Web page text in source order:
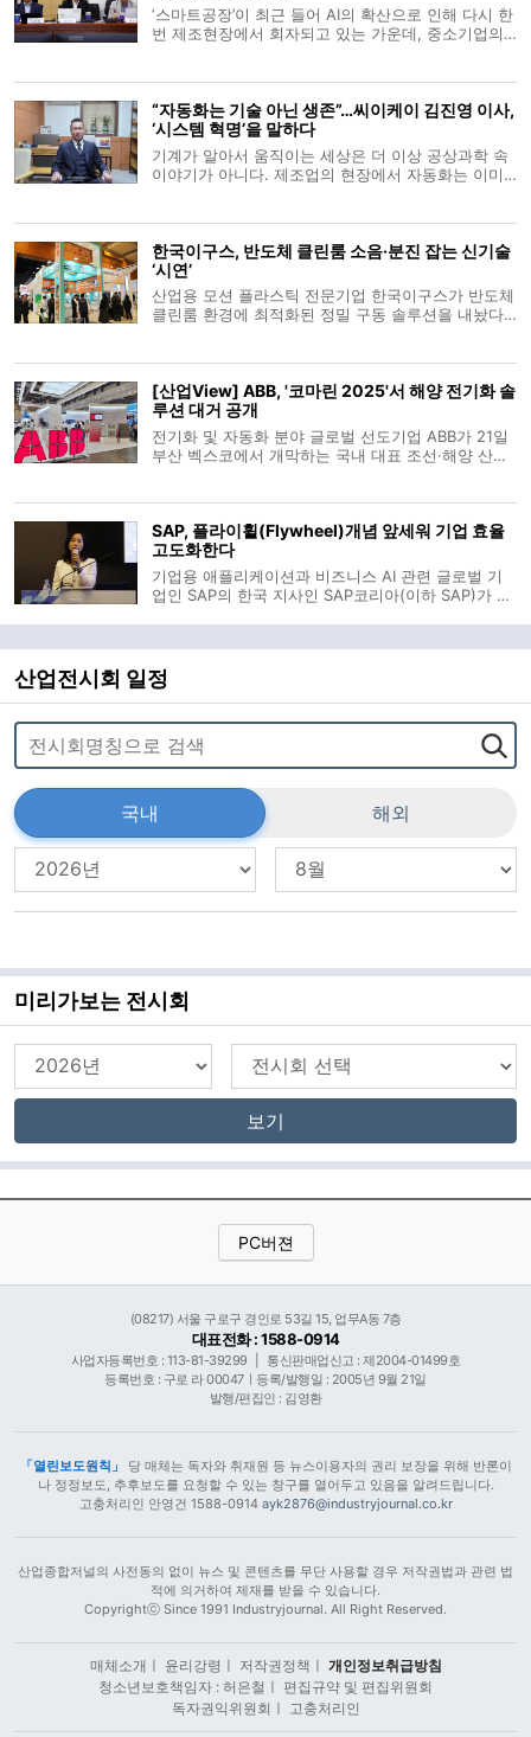
‘스마트공장’이 최근 들어 AI의 확산으로 인해 다시 한
번 제조현장에서 회자되고 있는 가운데, 중소기업의
생경제와 혁신성장포럼 :
“자동화는 기술 아닌 생존”…씨이케이 김진영 이사,
‘시스템 혁명’을 말하다
기계가 알아서 움직이는 세상은 더 이상 공상과학 속
이야기가 아니다. 제조업의 현장에서 자동화는 이미
있다. 여전히 많은 중소
한국이구스, 반도체 클린룸 소음·분진 잡는 신기술
‘시연’
산업용 모션 플라스틱 전문기업 한국이구스가 반도체
클린룸 환경에 최적화된 정밀 구동 솔루션을 내놨다.
다고 12일 밝혔다. 'CFS
[산업View] ABB, '코마린 2025'서 해양 전기화 솔
루션 대거 공개
전기화 및 자동화 분야 글로벌 선도기업 ABB가 21일
부산 벡스코에서 개막하는 국내 대표 조선·해양 산업
에서 ‘해양 산업의 전기화(Mari
SAP, 플라이휠(Flywheel)개념 앞세워 기업 효율
고도화한다
기업용 애플리케이션과 비즈니스 AI 관련 글로벌 기
업인 SAP의 한국 지사인 SAP코리아(이하 SAP)가 최
점을 밝혔다. SAP 고객 자문부문의 하경남 부문장은
최근 여의도에서 열린 SAP코리아 창
산업전시회 일정
국내 해외
미리가보는 전시회
보기
PC버젼
(08217) 서울 구로구 경인로 53길 15, 업무A동 7층
대표전화 : 1588-0914
사업자등록번호 : 113-81-39299
통신판매업신고 : 제2004-01499호
등록번호 : 구로 라 00047ㅣ등록/발행일 : 2005년 9월 21일
발행/편집인 : 김영환
「열린보도원칙」
당 매체는 독자와 취재원 등 뉴스이용자의 권리 보장을 위해 반론이
나 정정보도, 추후보도를 요청할 수 있는 창구를 열어두고 있음을 알려드립니다.
고충처리인 안영건 1588-0914 ayk2876@industryjournal.co.kr
산업종합저널의 사전동의 없이 뉴스 및 콘텐츠를 무단 사용할 경우 저작권법과 관련 법
적에 의거하여 제재를 받을 수 있습니다.
Copyrightⓒ Since 1991 Industryjournal. All Right Reserved.
매체소개 ㅣ 윤리강령 ㅣ 저작권정책 ㅣ 개인정보취급방침
청소년보호책임자 : 허은철 ㅣ 편집규약 및 편집위원회
독자권익위원회 ㅣ 고충처리인